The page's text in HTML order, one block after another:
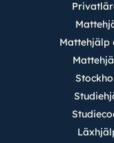
Mattehjälp